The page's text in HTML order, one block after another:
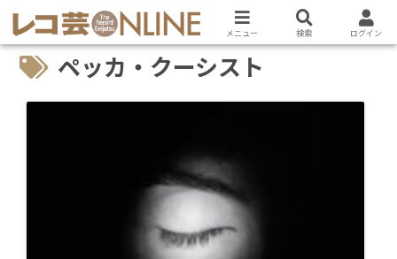
ペッカ・クーシスト
メニュー 検索 ログイン